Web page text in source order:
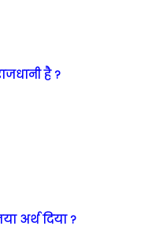
है ?
अर्थ दिया ?